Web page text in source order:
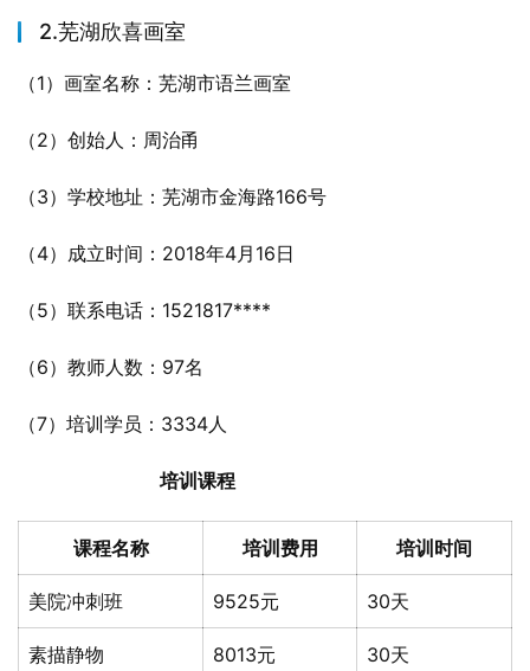
2.芜湖欣喜画室
（1）画室名称：芜湖市语兰画室
（2）创始人：周治甬
（3）学校地址：芜湖市金海路166号
（4）成立时间：2018年4月16日
（5）联系电话：1521817****
（6）教师人数：97名
（7）培训学员：3334人
培训课程
课程名称 培训费用 培训时间
美院冲刺班 9525元 30天
素描静物 8013元 30天